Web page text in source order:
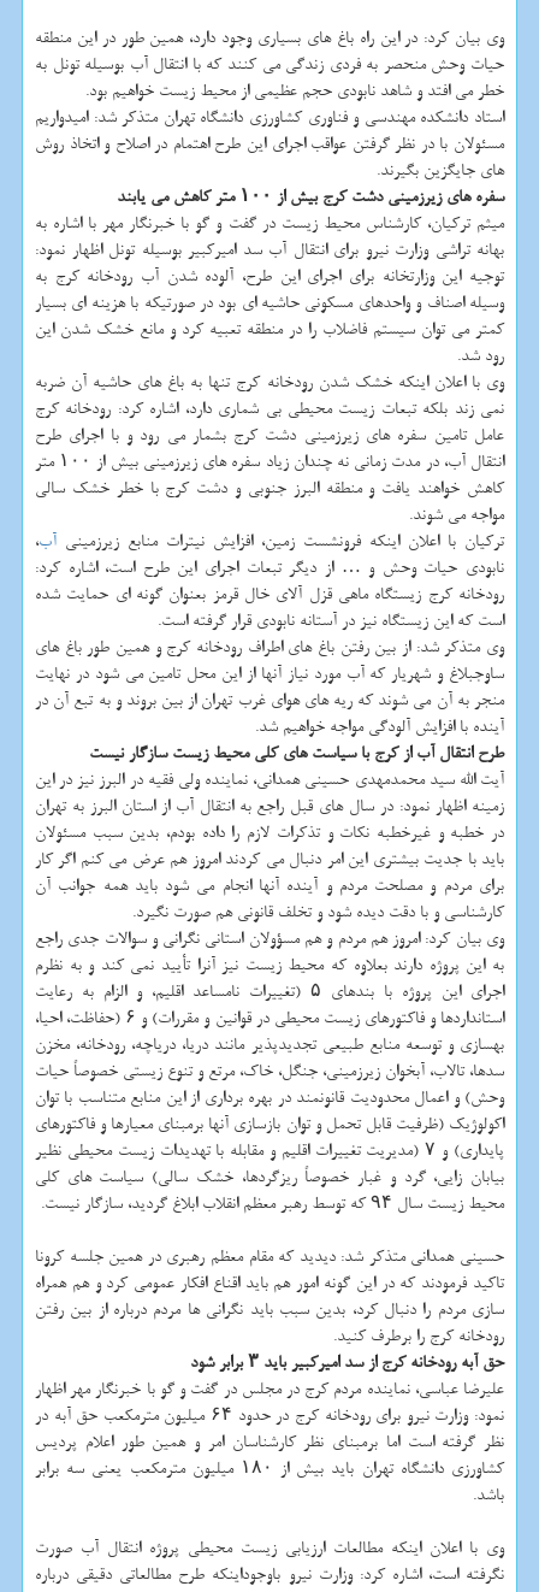
وی بیان کرد: در این راه باغ های بسیاری وجود دارد، همین طور در این منطقه
حیات وحش منحصر به فردی زندگی می کنند که با انتقال آب بوسیله تونل به
خطر می افتد و شاهد نابودی حجم عظیمی از محیط زیست خواهیم بود.
استاد دانشکده مهندسی و فناوری کشاورزی دانشگاه تهران متذکر شد: امیدواریم
مسئولان با در نظر گرفتن عواقب اجرای این طرح اهتمام در اصلاح و اتخاذ روش
های جایگزین بگیرند.
سفره های زیرزمینی دشت کرج بیش از ۱۰۰ متر کاهش می یابند
میثم ترکیان، کارشناس محیط زیست در گفت و گو با خبرنگار مهر با اشاره به
بهانه تراشی وزارت نیرو برای انتقال آب سد امیرکبیر بوسیله تونل اظهار نمود:
توجیه این وزارتخانه برای اجرای این طرح، آلوده شدن آب رودخانه کرج به
وسیله اصناف و واحدهای مسکونی حاشیه ای بود در صورتیکه با هزینه ای بسیار
کمتر می توان سیستم فاضلاب را در منطقه تعبیه کرد و مانع خشک شدن این
رود شد.
وی با اعلان اینکه خشک شدن رودخانه کرج تنها به باغ های حاشیه آن ضربه
نمی زند بلکه تبعات زیست محیطی بی شماری دارد، اشاره کرد: رودخانه کرج
عامل تامین سفره های زیرزمینی دشت کرج بشمار می رود و با اجرای طرح
انتقال آب، در مدت زمانی نه چندان زیاد سفره های زیرزمینی بیش از ۱۰۰ متر
کاهش خواهند یافت و منطقه البرز جنوبی و دشت کرج با خطر خشک سالی
مواجه می شوند.
ترکیان با اعلان اینکه فرونشست زمین، افزایش نیترات منابع زیرزمینی آب،
نابودی حیات وحش و … از دیگر تبعات اجرای این طرح است، اشاره کرد:
رودخانه کرج زیستگاه ماهی قزل آلای خال قرمز بعنوان گونه ای حمایت شده
است که این زیستگاه نیز در آستانه نابودی قرار گرفته است.
وی متذکر شد: از بین رفتن باغ های اطراف رودخانه کرج و همین طور باغ های
ساوجبلاغ و شهریار که آب مورد نیاز آنها از این محل تامین می شود در نهایت
منجر به آن می شوند که ریه های هوای غرب تهران از بین بروند و به تبع آن در
آینده با افزایش آلودگی مواجه خواهیم شد.
طرح انتقال آب از کرج با سیاست های کلی محیط زیست سازگار نیست
آیت الله سید محمدمهدی حسینی همدانی، نماینده ولی فقیه در البرز نیز در این
زمینه اظهار نمود: در سال های قبل راجع به انتقال آب از استان البرز به تهران
در خطبه و غیرخطبه نکات و تذکرات لازم را داده بودم، بدین سبب مسئولان
باید با جدیت بیشتری این امر دنبال می کردند امروز هم عرض می کنم اگر کار
برای مردم و مصلحت مردم و آینده آنها انجام می شود باید همه جوانب آن
کارشناسی و با دقت دیده شود و تخلف قانونی هم صورت نگیرد.
وی بیان کرد: امروز هم مردم و هم مسؤولان استانی نگرانی و سوالات جدی راجع
به این پروژه دارند بعلاوه که محیط زیست نیز آنرا تأیید نمی کند و به نظرم
اجرای این پروژه با بندهای ۵ (تغییرات نامساعد اقلیم، و الزام به رعایت
استانداردها و فاکتورهای زیست محیطی در قوانین و مقررات) و ۶ (حفاظت، احیا،
بهسازی و توسعه منابع طبیعی تجدیدپذیر مانند دریا، دریاچه، رودخانه، مخزن
سدها، تالاب، آبخوان زیرزمینی، جنگل، خاک، مرتع و تنوع زیستی خصوصاً حیات
وحش) و اعمال محدودیت قانونمند در بهره برداری از این منابع متناسب با توان
اکولوژیک (ظرفیت قابل تحمل و توان بازسازی آنها برمبنای معیارها و فاکتورهای
پایداری) و ۷ (مدیریت تغییرات اقلیم و مقابله با تهدیدات زیست محیطی نظیر
بیابان زایی، گرد و غبار خصوصاً ریزگردها، خشک سالی) سیاست های کلی
محیط زیست سال ۹۴ که توسط رهبر معظم انقلاب ابلاغ گردید، سازگار نیست.
حسینی همدانی متذکر شد: دیدید که مقام معظم رهبری در همین جلسه کرونا
تاکید فرمودند که در این گونه امور هم باید اقناع افکار عمومی کرد و هم همراه
سازی مردم را دنبال کرد، بدین سبب باید نگرانی ها مردم درباره از بین رفتن
رودخانه کرج را برطرف کنید.
حق آبه رودخانه کرج از سد امیرکبیر باید ۳ برابر شود
علیرضا عباسی، نماینده مردم کرج در مجلس در گفت و گو با خبرنگار مهر اظهار
نمود: وزارت نیرو برای رودخانه کرج در حدود ۶۴ میلیون مترمکعب حق آبه در
نظر گرفته است اما برمبنای نظر کارشناسان امر و همین طور اعلام پردیس
کشاورزی دانشگاه تهران باید بیش از ۱۸۰ میلیون مترمکعب یعنی سه برابر
باشد.
وی با اعلان اینکه مطالعات ارزیابی زیست محیطی پروژه انتقال آب صورت
نگرفته است، اشاره کرد: وزارت نیرو باوجوداینکه طرح مطالعاتی دقیقی درباره